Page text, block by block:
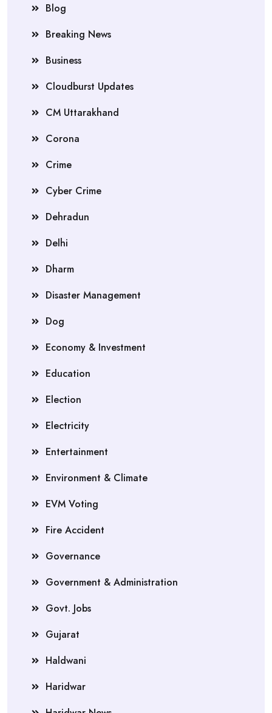
Blog
Breaking News
Business
Cloudburst Updates
CM Uttarakhand
Corona
Crime
Cyber Crime
Dehradun
Delhi
Dharm
Disaster Management
Dog
Economy & Investment
Education
Election
Electricity
Entertainment
Environment & Climate
EVM Voting
Fire Accident
Governance
Government & Administration
Govt. Jobs
Gujarat
Haldwani
Haridwar